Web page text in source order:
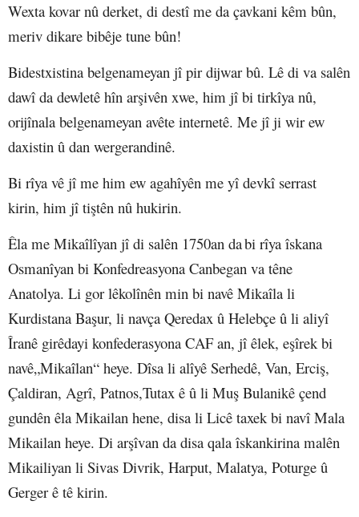
Wexta kovar nû derket, di destî me da çavkani kêm bûn,
meriv dikare bibêje tune bûn!
Bidestxistina belgenameyan jî pir dijwar bû. Lê di va salên
dawî da dewletê hîn arşivên xwe, him jî bi tirkîya nû,
orijînala belgenameyan avête internetê. Me jî ji wir ew
daxistin û dan wergerandinê.
Bi rîya vê jî me him ew agahîyên me yî devkî serrast
kirin, him jî tiştên nû hukirin.
Êla me Mikaîlîyan jî di salên 1750an dabi rîya îskana
Osmanîyan bi Konfedreasyona Canbegan va têne
Anatolya. Li gor lêkolînên min bi navê Mikaîla li
Kurdistana Başur, li navça Qeredax û Helebçe û li aliyî
Îranê girêdayi konfederasyona CAF an, jî êlek, eşîrek bi
navê„Mikaîlan“ heye. Dîsa li alîyê Serhedê, Van, Erciş,
Çaldiran, Agrî, Patnos,Tutax ê û li Muş Bulanikê çend
gundên êla Mikailan hene, disa li Licê taxek bi navî Mala
Mikailan heye. Di arşîvan da disa qala îskankirina malên
Mikailiyan li Sivas Divrik, Harput, Malatya, Poturge û
Gerger ê tê kirin.